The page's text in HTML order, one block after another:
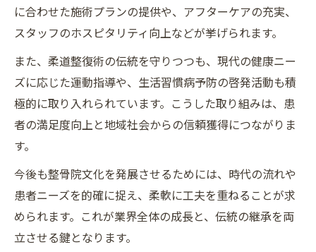
に合わせた施術プランの提供や、アフターケアの充実、
スタッフのホスピタリティ向上などが挙げられます。
また、柔道整復術の伝統を守りつつも、現代の健康ニー
ズに応じた運動指導や、生活習慣病予防の啓発活動も積
極的に取り入れられています。こうした取り組みは、患
者の満足度向上と地域社会からの信頼獲得につながりま
す。
今後も整骨院文化を発展させるためには、時代の流れや
患者ニーズを的確に捉え、柔軟に工夫を重ねることが求
められます。これが業界全体の成長と、伝統の継承を両
立させる鍵となります。